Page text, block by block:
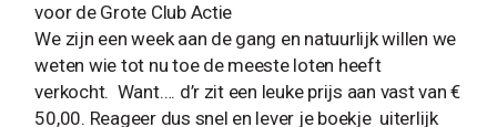
voor de Grote Club Actie
We zijn een week aan de gang en natuurlijk willen we
weten wie tot nu toe de meeste loten heeft
verkocht. Want…. d’r zit een leuke prijs aan vast van €
50,00. Reageer dus snel en lever je boekje uiterlijk